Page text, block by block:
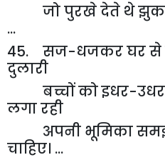
जो पुरखे देते थे
...
45. सज-धजकर घर से
दुलारी
बच्चों को इधर-
लगा रही
अपनी भूमिका समझे
चाहिए। ...